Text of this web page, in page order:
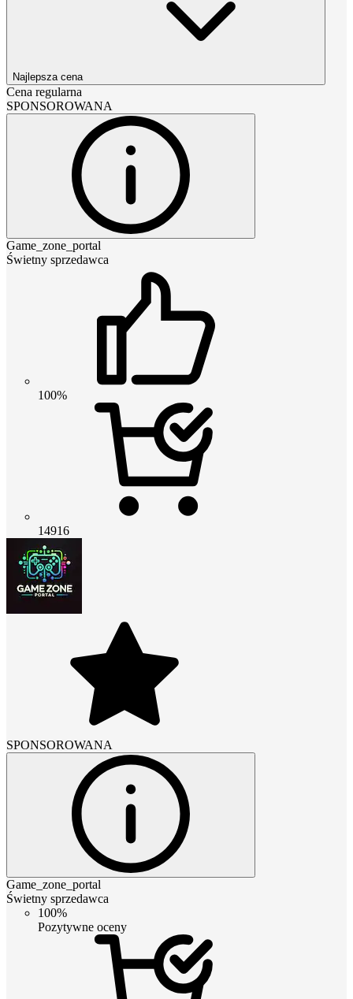
Najlepsza cena
Cena regularna
SPONSOROWANA
Game_zone_portal
Świetny sprzedawca
100%
14916
SPONSOROWANA
Game_zone_portal
Świetny sprzedawca
100%
Pozytywne oceny